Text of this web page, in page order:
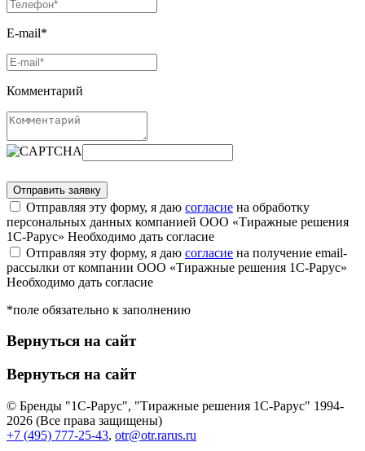
E-mail*
Комментарий
Отправляя эту форму, я даю согласие на обработку
персональных данных компанией ООО «Тиражные решения
1С-Рарус» Необходимо дать согласие
Отправляя эту форму, я даю согласие на получение email-
рассылки от компании ООО «Тиражные решения 1С-Рарус»
Необходимо дать согласие
*поле обязательно к заполнению
Вернуться на сайт
Вернуться на сайт
© Бренды "1С-Рарус", "Тиражные решения 1С-Рарус" 1994-
2026 (Все права защищены)
+7 (495) 777-25-43, otr@otr.rarus.ru